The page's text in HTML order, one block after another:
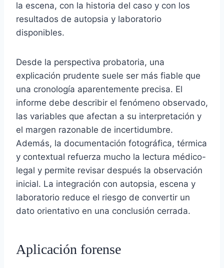
la escena, con la historia del caso y con los
resultados de autopsia y laboratorio
disponibles.
Desde la perspectiva probatoria, una
explicación prudente suele ser más fiable que
una cronología aparentemente precisa. El
informe debe describir el fenómeno observado,
las variables que afectan a su interpretación y
el margen razonable de incertidumbre.
Además, la documentación fotográfica, térmica
y contextual refuerza mucho la lectura médico-
legal y permite revisar después la observación
inicial. La integración con autopsia, escena y
laboratorio reduce el riesgo de convertir un
dato orientativo en una conclusión cerrada.
Aplicación forense